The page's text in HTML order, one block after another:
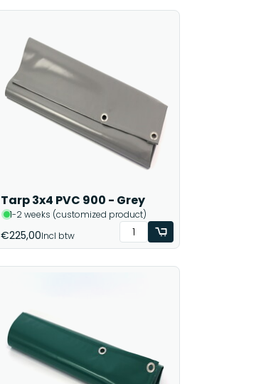
Tarp 3x4 PVC 900 - Grey
1-2 weeks (customized product)
€225,00Incl btw